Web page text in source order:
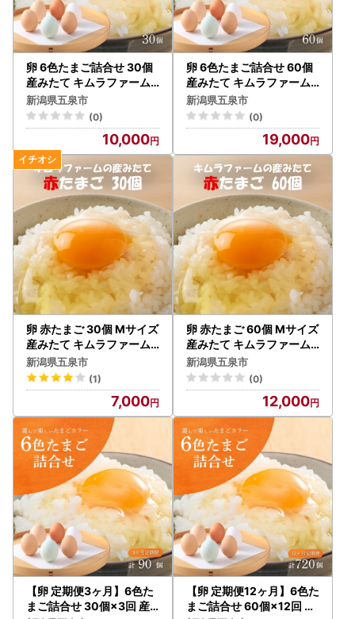
卵 6色たまご詰合せ 30個
産みたて キムラファーム |
新潟県 五泉市 たまご 玉子
鶏卵 ギフト
新潟県五泉市
(0)
10,000
卵 6色たまご詰合せ 60個
産みたて キムラファーム |
新潟県 五泉市 たまご 玉子
鶏卵 ギフト
新潟県五泉市
(0)
19,000
卵 赤たまご 30個 Mサイズ
産みたて キムラファーム |
新潟県 五泉市 たまご 玉子
鶏卵 卵かけごはん
新潟県五泉市
(1)
7,000
卵 赤たまご 60個 Mサイズ
産みたて キムラファーム |
新潟県 五泉市 たまご 玉子
鶏卵 卵かけごはん
新潟県五泉市
(0)
12,000
【卵 定期便3ヶ月】6色た
まご詰合せ 30個×3回 産
【卵 定期便12ヶ月】6色た
まご詰合せ 60個×12回 産